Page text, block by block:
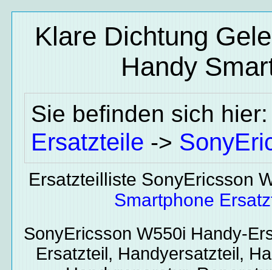
Klare Dichtung
Handy
Sie befinden sich
Ersatzteile ->
Ersatzteilliste SonyEricsson
Smartphone
SonyEricsson W550i Handy-
Ersatzteil, Handyersatzteil,